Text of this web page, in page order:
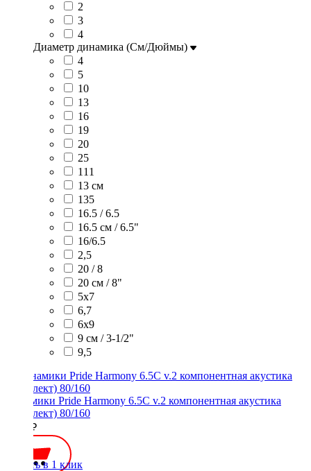
2
3
4
Диаметр динамика (См/Дюймы)
4
5
10
13
16
19
20
25
111
13 см
135
16.5 / 6.5
16.5 см / 6.5"
16/6.5
2,5
20 / 8
20 см / 8"
5x7
6,7
6х9
9 см / 3-1/2"
9,5
Динамики Pride Harmony 6.5C v.2 компонентная акустика
(комплект) 80/160
7800 ₽
Купить в 1 клик